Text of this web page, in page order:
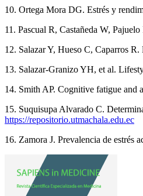
10. Ortega Mora DG. Estrés y
11. Pascual R, Castañeda W,
12. Salazar Y, Hueso C, Caparros
13. Salazar-Granizo YH, et al.
14. Smith AP. Cognitive fatigue and
15. Suquisupa Alvarado C.
https://repositorio.utmachala.edu.ec
16. Zamora J. Prevalencia de estrés